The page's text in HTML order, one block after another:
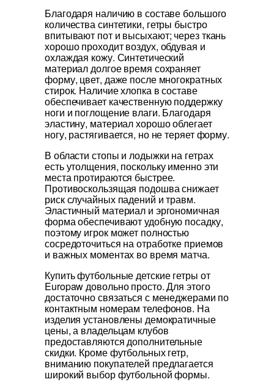
Благодаря наличию в составе большого
количества синтетики, гетры быстро
впитывают пот и высыхают; через ткань
хорошо проходит воздух, обдувая и
охлаждая кожу. Синтетический
материал долгое время сохраняет
форму, цвет, даже после многократных
стирок. Наличие хлопка в составе
обеспечивает качественную поддержку
ноги и поглощение влаги. Благодаря
эластину, материал хорошо облегает
ногу, растягивается, но не теряет форму.
В области стопы и лодыжки на гетрах
есть утолщения, поскольку именно эти
места протираются быстрее.
Противоскользящая подошва снижает
риск случайных падений и травм.
Эластичный материал и эргономичная
форма обеспечивают удобную посадку,
поэтому игрок может полностью
сосредоточиться на отработке приемов
и важных моментах во время матча.
Купить футбольные детские гетры от
Europaw довольно просто. Для этого
достаточно связаться с менеджерами по
контактным номерам телефонов. На
изделия установлены демократичные
цены, а владельцам клубов
предоставляются дополнительные
скидки. Кроме футбольных гетр,
вниманию покупателей предлагается
широкий выбор футбольной формы.